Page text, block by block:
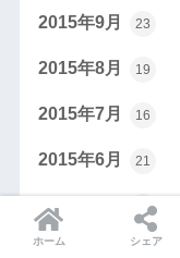
2015年9月 23
2015年8月 19
2015年7月 16
2015年6月 21
2015年5月 14
2015年4月
ホーム シェア